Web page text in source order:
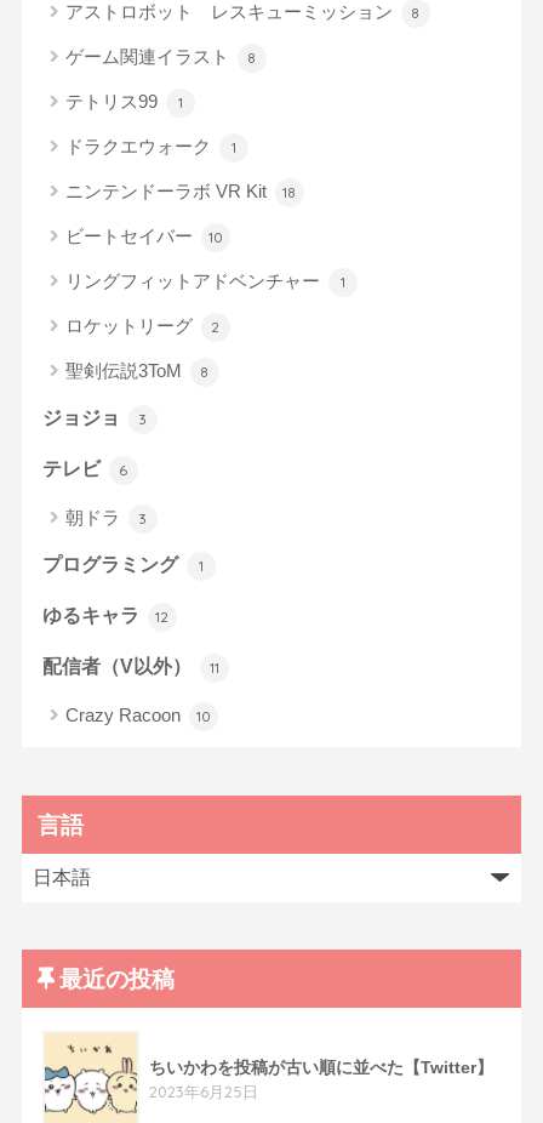
アストロボット レスキューミッション 8
ゲーム関連イラスト 8
テトリス99 1
ドラクエウォーク 1
ニンテンドーラボ VR Kit 18
ビートセイバー 10
リングフィットアドベンチャー 1
ロケットリーグ 2
聖剣伝説3ToM 8
ジョジョ 3
テレビ 6
朝ドラ 3
プログラミング 1
ゆるキャラ 12
配信者（V以外） 11
Crazy Racoon 10
言語
最近の投稿
ちいかわを投稿が古い順に並べた【Twitter】
2023年6月25日